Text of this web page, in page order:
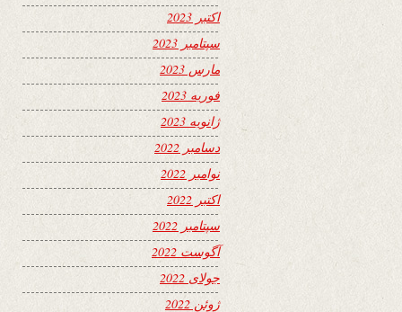
اکتبر 2023
سپتامبر 2023
مارس 2023
فوریه 2023
ژانویه 2023
دسامبر 2022
نوامبر 2022
اکتبر 2022
سپتامبر 2022
آگوست 2022
جولای 2022
ژوئن 2022